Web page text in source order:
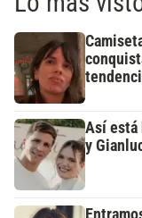
Así está
y